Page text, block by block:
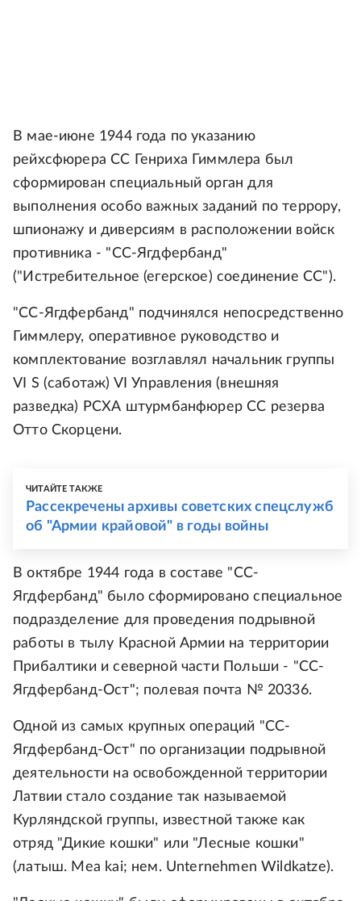
В мае-июне 1944 года по указанию
рейхсфюрера СС Генриха Гиммлера был
сформирован специальный орган для
выполнения особо важных заданий по террору,
шпионажу и диверсиям в расположении войск
противника - "СС-Ягдфербанд"
("Истребительное (егерское) соединение СС").
"СС-Ягдфербанд" подчинялся непосредственно
Гиммлеру, оперативное руководство и
комплектование возглавлял начальник группы
VI S (саботаж) VI Управления (внешняя
разведка) РСХА штурмбанфюрер СС резерва
Отто Скорцени.
ЧИТАЙТЕ ТАКЖЕ
Рассекречены архивы советских спецслужб
об "Армии крайовой" в годы войны
В октябре 1944 года в составе "СС-
Ягдфербанд" было сформировано специальное
подразделение для проведения подрывной
работы в тылу Красной Армии на территории
Прибалтики и северной части Польши - "СС-
Ягдфербанд-Ост"; полевая почта № 20336.
Одной из самых крупных операций "СС-
Ягдфербанд-Ост" по организации подрывной
деятельности на освобожденной территории
Латвии стало создание так называемой
Курляндской группы, известной также как
отряд "Дикие кошки" или "Лесные кошки"
(латыш. Mea kai; нем. Unternehmen Wildkatze).